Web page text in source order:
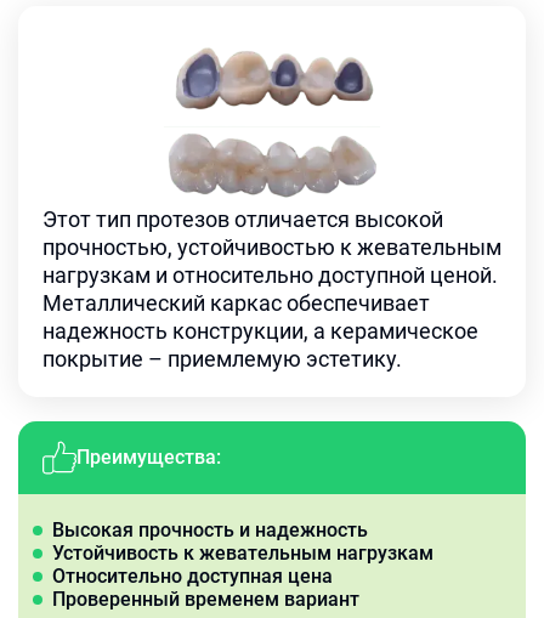
Этот тип протезов отличается высокой
прочностью, устойчивостью к жевательным
нагрузкам и относительно доступной ценой.
Металлический каркас обеспечивает
надежность конструкции, а керамическое
покрытие – приемлемую эстетику.
Преимущества:
Высокая прочность и надежность
Устойчивость к жевательным нагрузкам
Относительно доступная цена
Проверенный временем вариант